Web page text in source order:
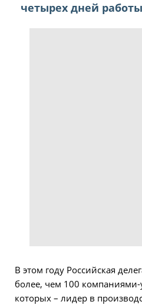
четырех дней
В этом году Российская
более, чем 100 компаниями-
которых – лидер в